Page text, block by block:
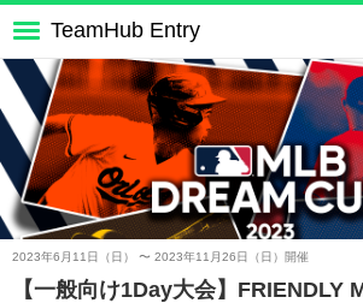
TeamHub Entry
2023年6月11日（日） 〜 2023年11月26日（日）開催
【一般向け1Day大会】FRIENDLY